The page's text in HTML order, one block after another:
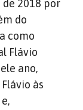
2018 por
do
como
Flávio
ano,
às